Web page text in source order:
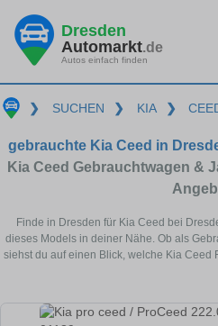
Dresden
Automarkt.de
Autos einfach finden
❯ SUCHEN ❯ KIA ❯
gebrauchte Kia Ceed in
Kia Ceed Gebrauchtwagen &
Finde in Dresden für Kia Ceed bei
dieses Models in deiner Nähe. Ob als
siehst du auf einen Blick, welche Kia Ceed